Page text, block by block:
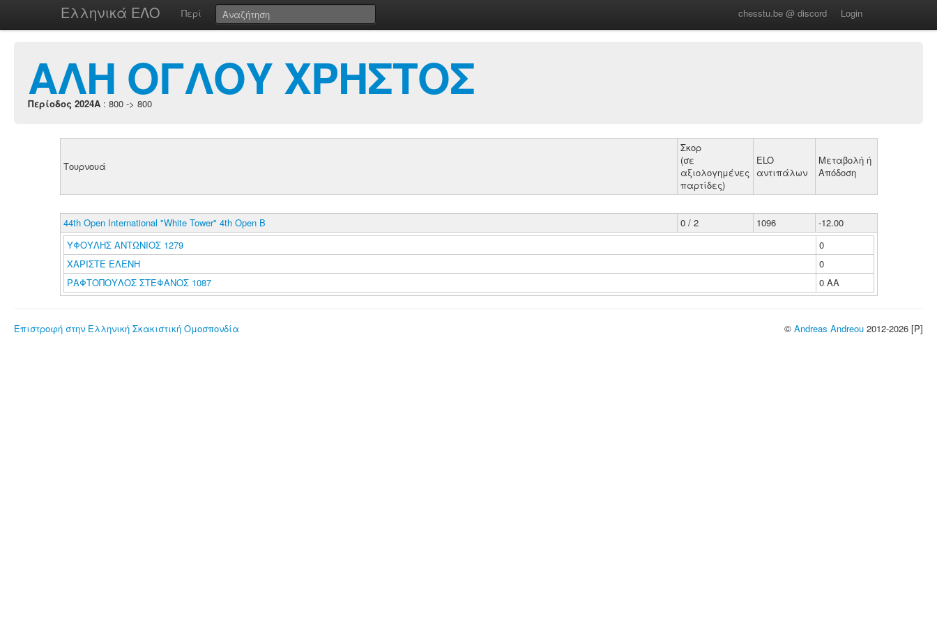
Ελληνικά ΕΛΟ Περί chesstu.be @ discord Login
ΑΛΗ ΟΓΛΟΥ ΧΡΗΣΤΟΣ
Περίοδος 2024A : 800 -> 800
Τουρνουά
Σκορ
(σε
αξιολογημένες
παρτίδες)
ELO
αντιπάλων
Μεταβολή ή
Απόδοση
44th Open International "White Tower" 4th Open B 0 / 2 1096
-12.00
ΥΦΟΥΛΗΣ ΑΝΤΩΝΙΟΣ 1279
0
ΧΑΡΙΣΤΕ ΕΛΕΝΗ
0
ΡΑΦΤΟΠΟΥΛΟΣ ΣΤΕΦΑΝΟΣ 1087
0 ΑΑ
Επιστροφή στην Ελληνική Σκακιστική Ομοσπονδία © Andreas Andreou 2012-2026 [P]